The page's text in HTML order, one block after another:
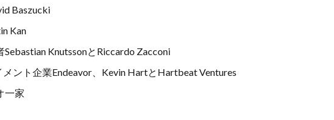
Baszucki
Kan
KnutssonとRiccardo Zacconi
ント企業Endeavor、Kevin HartとHartbeat Ventures
一家